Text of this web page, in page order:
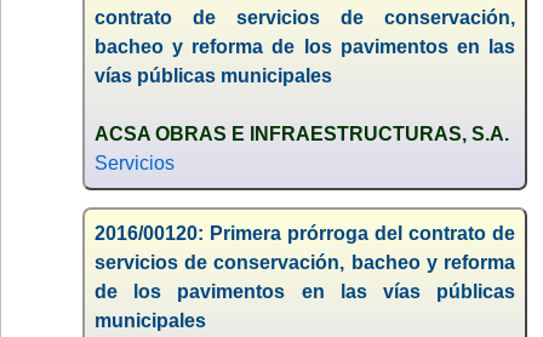
contrato de servicios de conservación,
bacheo y reforma de los pavimentos en las
vías públicas municipales
ACSA OBRAS E INFRAESTRUCTURAS, S.A.
Servicios
2016/00120: Primera prórroga del contrato de
servicios de conservación, bacheo y reforma
de los pavimentos en las vías públicas
municipales